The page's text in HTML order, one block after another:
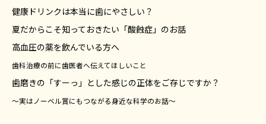
健康ドリンクは本当に歯にやさしい？
夏だからこそ知っておきたい「酸蝕症」のお話
高血圧の薬を飲んでいる方へ
歯科治療の前に歯医者へ伝えてほしいこと
歯磨きの「すーっ」とした感じの正体をご存じですか？
～実はノーベル賞にもつながる身近な科学のお話～